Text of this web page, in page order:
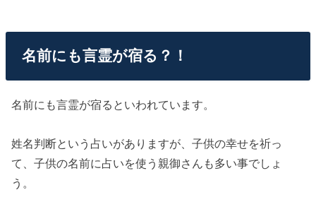
名前にも言霊が宿る？！
名前にも言霊が宿るといわれています。
姓名判断という占いがありますが、子供の幸せを祈っ
て、子供の名前に占いを使う親御さんも多い事でしょ
う。